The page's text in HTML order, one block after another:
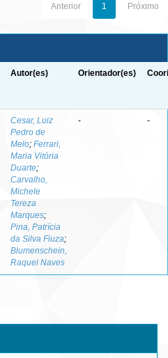
Anterior 1 Próximo
Autor(es) Orientador(es)
Cesar, Luiz
Pedro de
Melo; Ferrari,
Maria Vitória
Duarte;
Carvalho,
Michele
Tereza
Marques;
Pina, Patrícia
da Silva Fiuza;
Blumenschein,
Raquel Naves
- -